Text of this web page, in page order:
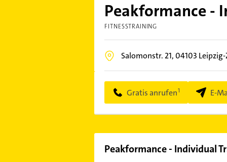
Peakformance -
FITNESSTRAINING
Salomonstr. 21,04103
Gratis anrufen E-
Peakformance - Individual